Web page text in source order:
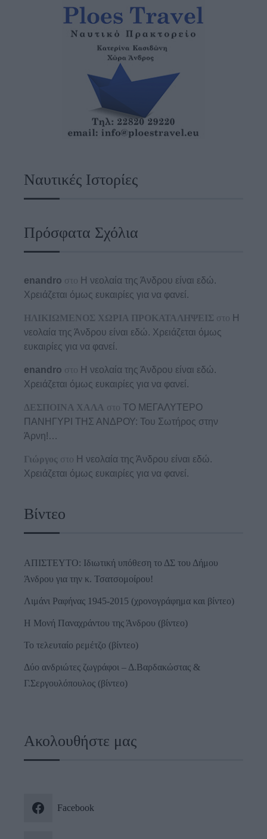
Ναυτικές Ιστορίες
Πρόσφατα Σχόλια
enandro στο Η νεολαία της Άνδρου είναι εδώ.
Χρειάζεται όμως ευκαιρίες για να φανεί.
ΗΛΙΚΙΩΜΕΝΟΣ ΧΩΡΙΑ ΠΡΟΚΑΤΑΛΗΨΕΙΣ στο Η
νεολαία της Άνδρου είναι εδώ. Χρειάζεται όμως
ευκαιρίες για να φανεί.
enandro στο Η νεολαία της Άνδρου είναι εδώ.
Χρειάζεται όμως ευκαιρίες για να φανεί.
ΔΕΣΠΟΙΝΑ ΧΑΛΑ στο ΤΟ ΜΕΓΑΛΥΤΕΡΟ
ΠΑΝΗΓΥΡΙ ΤΗΣ ΑΝΔΡΟΥ: Του Σωτήρος στην
Άρνη!…
Γιώργος στο Η νεολαία της Άνδρου είναι εδώ.
Χρειάζεται όμως ευκαιρίες για να φανεί.
Βίντεο
ΑΠΙΣΤΕΥΤΟ: Ιδιωτική υπόθεση το ΔΣ του Δήμου
Άνδρου για την κ. Τσατσομοίρου!
Λιμάνι Ραφήνας 1945-2015 (χρονογράφημα και βίντεο)
Η Μονή Παναχράντου της Άνδρου (βίντεο)
Το τελευταίο ρεμέτζο (βίντεο)
Δύο ανδριώτες ζωγράφοι – Δ.Βαρδακώστας &
Γ.Σεργουλόπουλος (βίντεο)
Ακολουθήστε μας
Facebook